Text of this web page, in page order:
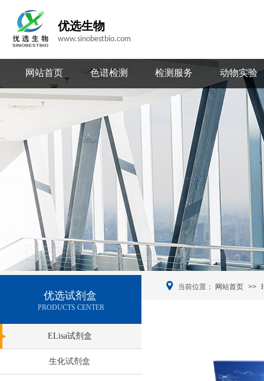
www.sinobestbio.com
优选生物
网站首页 色谱检测 检测服务 动物实验
网站首页 >>
当前位置：
优选试剂盒
PRODUCTS CENTER
ELisa试剂盒
生化试剂盒